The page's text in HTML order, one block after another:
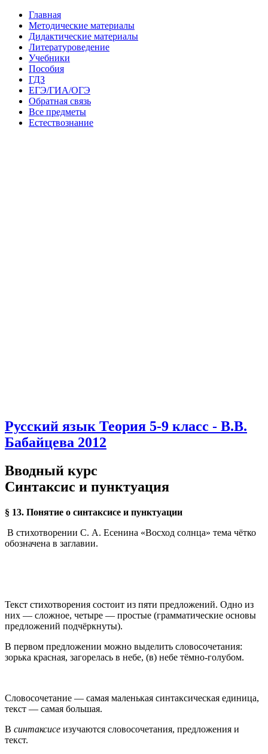
Главная
Методические материалы
Дидактические материалы
Литературоведение
Учебники
Пособия
ГДЗ
ЕГЭ/ГИА/ОГЭ
Обратная связь
Все предметы
Естествознание
Русский язык Теория 5-9 класс - В.В.
Бабайцева 2012
Вводный курс
Синтаксис и пунктуация
§ 13. Понятие о синтаксисе и пунктуации
В стихотворении С. А. Есенина «Восход солнца» тема чётко
обозначена в заглавии.
Текст стихотворения состоит из пяти предложений. Одно из
них — сложное, четыре — простые (грамматические основы
предложений подчёркнуты).
В первом предложении можно выделить словосочетания:
зорька красная, загорелась в небе, (в) небе тёмно-голубом.
Словосочетание — самая маленькая синтаксическая единица,
текст — самая большая.
В синтаксисе изучаются словосочетания, предложения и
текст.